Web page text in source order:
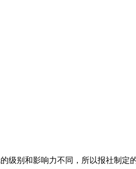
级别和影响力不同，所以报社制定